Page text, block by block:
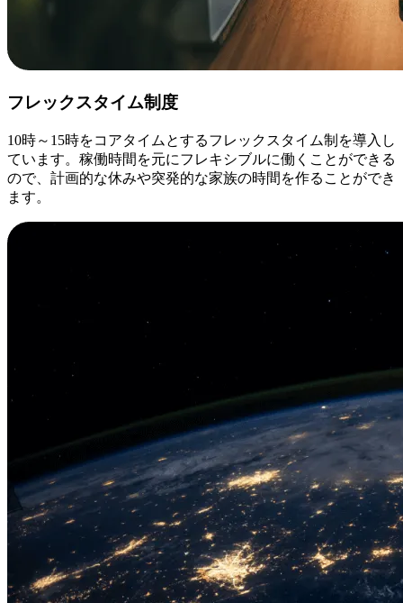
フレックスタイム制度
10時～15時をコアタイムとするフレックスタイム制を導入し
ています。稼働時間を元にフレキシブルに働くことができる
ので、計画的な休みや突発的な家族の時間を作ることができ
ます。